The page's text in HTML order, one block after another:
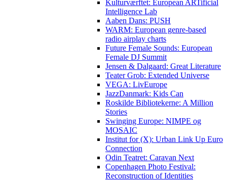
Kulturværftet: European ARTificial
Intelligence Lab
Aaben Dans: PUSH
WARM: European genre-based
radio airplay charts
Future Female Sounds: European
Female DJ Summit
Jensen & Dalgaard: Great Literature
Teater Grob: Extended Universe
VEGA: LivEurope
JazzDanmark: Kids Can
Roskilde Bibliotekerne: A Million
Stories
Swinging Europe: NIMPE og
MOSAIC
Institut for (X): Urban Link Up Euro
Connection
Odin Teatret: Caravan Next
Copenhagen Photo Festival:
Reconstruction of Identities